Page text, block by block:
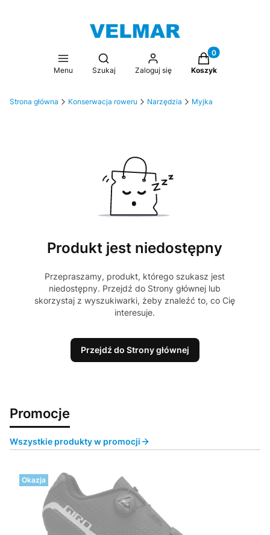
Menu
Otwórz wyszukiwarkę
Szukaj Zaloguj się
Produkty w
Koszyk
Strona główna Konserwacja roweru Narzędzia Myjka
Produkt jest niedostępny
Przepraszamy, produkt, którego szukasz jest
niedostępny. Przejdź do Strony głównej lub
skorzystaj z wyszukiwarki, żeby znaleźć to, co Cię
interesuje.
Przejdź do Strony głównej
Promocje
Wszystkie produkty w promocji
Okazja